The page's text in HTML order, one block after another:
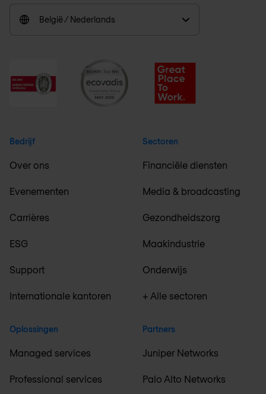
België / Nederlands
Bedrijf
Over ons
Evenementen
Carrières
ESG
Support
Internationale kantoren
Oplossingen
Managed services
Professional services
Sectoren
Financiële diensten
Media & broadcasting
Gezondheidszorg
Maakindustrie
Onderwijs
+ Alle sectoren
Partners
Juniper Networks
Palo Alto Networks